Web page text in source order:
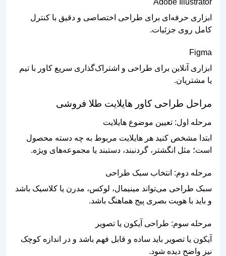
Adobe Illustrator
ابزاری حرفه‌ای برای طراحی اختصاصی و دقیق با کنترل
کامل روی جزئیات.
Figma
ابزاری آنلاین برای طراحی و اشتراک‌گذاری سریع کاور با تیم
یا مشتریان.
مراحل طراحی کاور هایلایت طلا فروشی
مرحله اول: تعیین موضوع هایلایت
ابتدا مشخص کنید هر هایلایت مربوط به چه دسته محصول
است؛ مثل انگشتر، گردنبند، دستبند یا مجموعه‌های ویژه.
مرحله دوم: انتخاب سبک طراحی
سبک طراحی می‌تواند مینیمال، لوکس، مدرن یا کلاسیک باشد
و باید با هویت بصری پیج هماهنگ باشد.
مرحله سوم: طراحی آیکون یا تصویر
آیکون یا تصویر باید ساده و قابل فهم باشد و در اندازه کوچک
نیز واضح دیده شود.